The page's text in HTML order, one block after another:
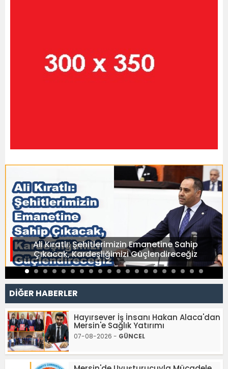
Ali Kıratlı: Şehitlerimizin Emanetine Sahip
Çıkacak, Kardeşliğimizi Güçlendireceğiz
DİĞER HABERLER
Hayırsever İş İnsanı Hakan Alaca'dan
Mersin'e Sağlık Yatırımı
07-08-2026 - GÜNCEL